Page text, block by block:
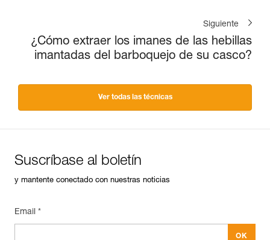
Siguiente
¿Cómo extraer los imanes de las hebillas
imantadas del barboquejo de su casco?
Ver todas las técnicas
Suscríbase al boletín
y mantente conectado con nuestras noticias
Email *